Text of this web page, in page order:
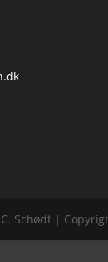
Schødt |